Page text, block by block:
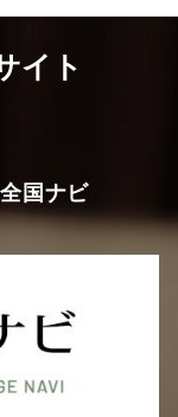
イト
国ナビ